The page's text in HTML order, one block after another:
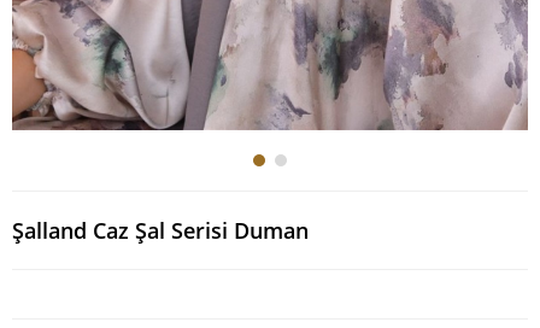
Şalland Caz Şal Serisi Duman